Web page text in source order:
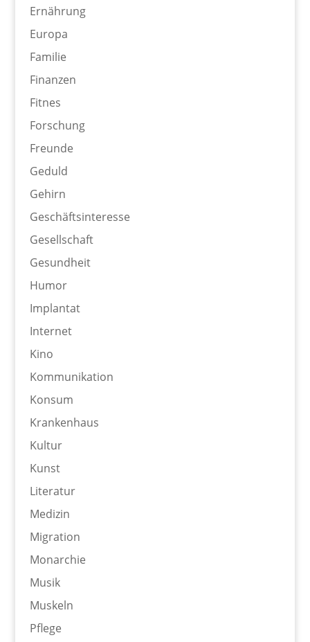
Ernährung
Europa
Familie
Finanzen
Fitnes
Forschung
Freunde
Geduld
Gehirn
Geschäftsinteresse
Gesellschaft
Gesundheit
Humor
Implantat
Internet
Kino
Kommunikation
Konsum
Krankenhaus
Kultur
Kunst
Literatur
Medizin
Migration
Monarchie
Musik
Muskeln
Pflege